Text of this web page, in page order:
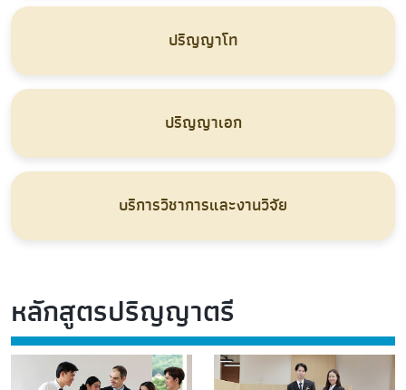
ปริญญาโท
ปริญญาเอก
บริการวิชาการและงานวิจัย
หลักสูตรปริญญาตรี